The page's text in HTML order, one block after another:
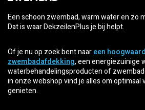
Een schoon zwembad, warm water en zo
Dat is waar DekzeilenPlus je bij helpt.
Of je nu op zoek bent naareen
zwembadafdekking, een energiezuinige
waterbehandelingsproducten of
in onze webshop vind je alles om optimaal
genieten.